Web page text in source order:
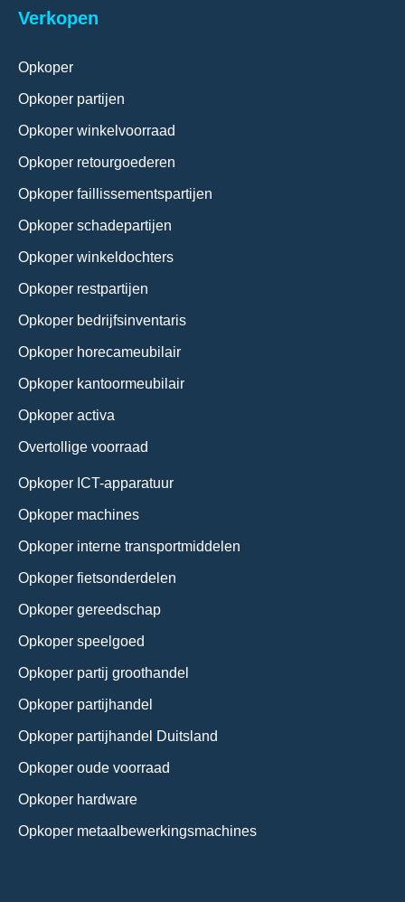
Verkopen
Opkoper
Opkoper partijen
Opkoper winkelvoorraad
Opkoper retourgoederen
Opkoper faillissementspartijen
Opkoper schadepartijen
Opkoper winkeldochters
Opkoper restpartijen
Opkoper bedrijfsinventaris
Opkoper horecameubilair
Opkoper kantoormeubilair
Opkoper activa
Overtollige voorraad
Opkoper ICT-apparatuur
Opkoper machines
Opkoper interne transportmiddelen
Opkoper fietsonderdelen
Opkoper gereedschap
Opkoper speelgoed
Opkoper partij groothandel
Opkoper partijhandel
Opkoper partijhandel Duitsland
Opkoper oude voorraad
Opkoper hardware
Opkoper metaalbewerkingsmachines